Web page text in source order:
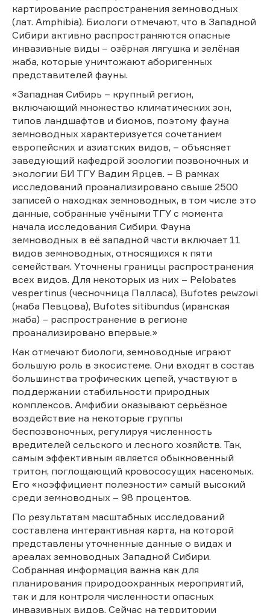
картирование распространения земноводных
(лат. Amphibia). Биологи отмечают, что в Западной
Сибири активно распространяются опасные
инвазивные виды – озёрная лягушка и зелёная
жаба, которые уничтожают аборигенных
представителей фауны.
«Западная Сибирь – крупный регион,
включающий множество климатических зон,
типов ландшафтов и биомов, поэтому фауна
земноводных характеризуется сочетанием
европейских и азиатских видов, – объясняет
заведующий кафедрой зоологии позвоночных и
экологии БИ ТГУ Вадим Ярцев. – В рамках
исследований проанализировано свыше 2500
записей о находках земноводных, в том числе это
данные, собранные учёными ТГУ с момента
начала исследования Сибири. Фауна
земноводных в её западной части включает 11
видов земноводных, относящихся к пяти
семействам. Уточнены границы распространения
всех видов. Для некоторых из них – Pelobates
vespertinus (чесночница Палласа), Bufotes pewzowi
(жаба Певцова), Bufotes sitibundus (иранская
жаба) – распространение в регионе
проанализировано впервые.»
Как отмечают биологи, земноводные играют
большую роль в экосистеме. Они входят в состав
большинства трофических цепей, участвуют в
поддержании стабильности природных
комплексов. Амфибии оказывают серьёзное
воздействие на некоторые группы
беспозвоночных, регулируя численность
вредителей сельского и лесного хозяйств. Так,
самым эффективным является обыкновенный
тритон, поглощающий кровососущих насекомых.
Его «коэффициент полезности» самый высокий
среди земноводных – 98 процентов.
По результатам масштабных исследований
составлена интерактивная карта, на которой
представлены уточненные данные о видах и
ареалах земноводных Западной Сибири.
Собранная информация важна как для
планирования природоохранных мероприятий,
так и для контроля численности опасных
инвазивных видов. Сейчас на территории